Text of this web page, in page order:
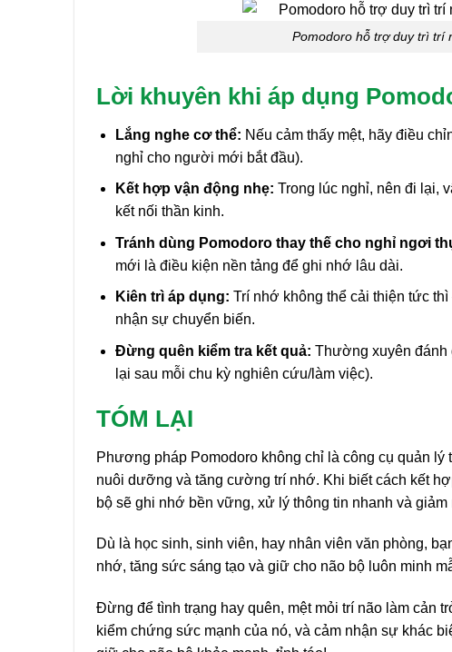
Pomodoro hỗ trợ duy trì trí
Lời khuyên khi áp dụng
Lắng nghe cơ thể: Nếu cảm thấy mệt, hãy điều
nghỉ cho người mới bắt đầu).
Kết hợp vận động nhẹ: Trong lúc nghỉ, nên đi lại,
kết nối thần kinh.
Tránh dùng Pomodoro thay thế cho nghỉ ngơi
mới là điều kiện nền tảng để ghi nhớ lâu dài.
Kiên trì áp dụng: Trí nhớ không thể cải thiện tức
nhận sự chuyển biến.
Đừng quên kiểm tra kết quả: Thường xuyên đánh
lại sau mỗi chu kỳ nghiên cứu/làm việc).
TÓM LẠI
Phương pháp Pomodoro không chỉ là công cụ quản
nuôi dưỡng và tăng cường trí nhớ. Khi biết cách kết
bộ sẽ ghi nhớ bền vững, xử lý thông tin nhanh và giảm
Dù là học sinh, sinh viên, hay nhân viên văn phòng,
nhớ, tăng sức sáng tạo và giữ cho não bộ luôn minh
Đừng để tình trạng hay quên, mệt mỏi trí não làm cản
kiểm chứng sức mạnh của nó, và cảm nhận sự khác